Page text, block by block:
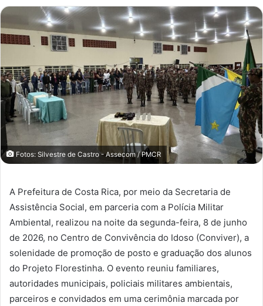
Fotos: Silvestre de Castro - Assecom / PMCR
A Prefeitura de Costa Rica, por meio da Secretaria de
Assistência Social, em parceria com a Polícia Militar
Ambiental, realizou na noite da segunda-feira, 8 de junho
de 2026, no Centro de Convivência do Idoso (Conviver), a
solenidade de promoção de posto e graduação dos alunos
do Projeto Florestinha. O evento reuniu familiares,
autoridades municipais, policiais militares ambientais,
parceiros e convidados em uma cerimônia marcada por